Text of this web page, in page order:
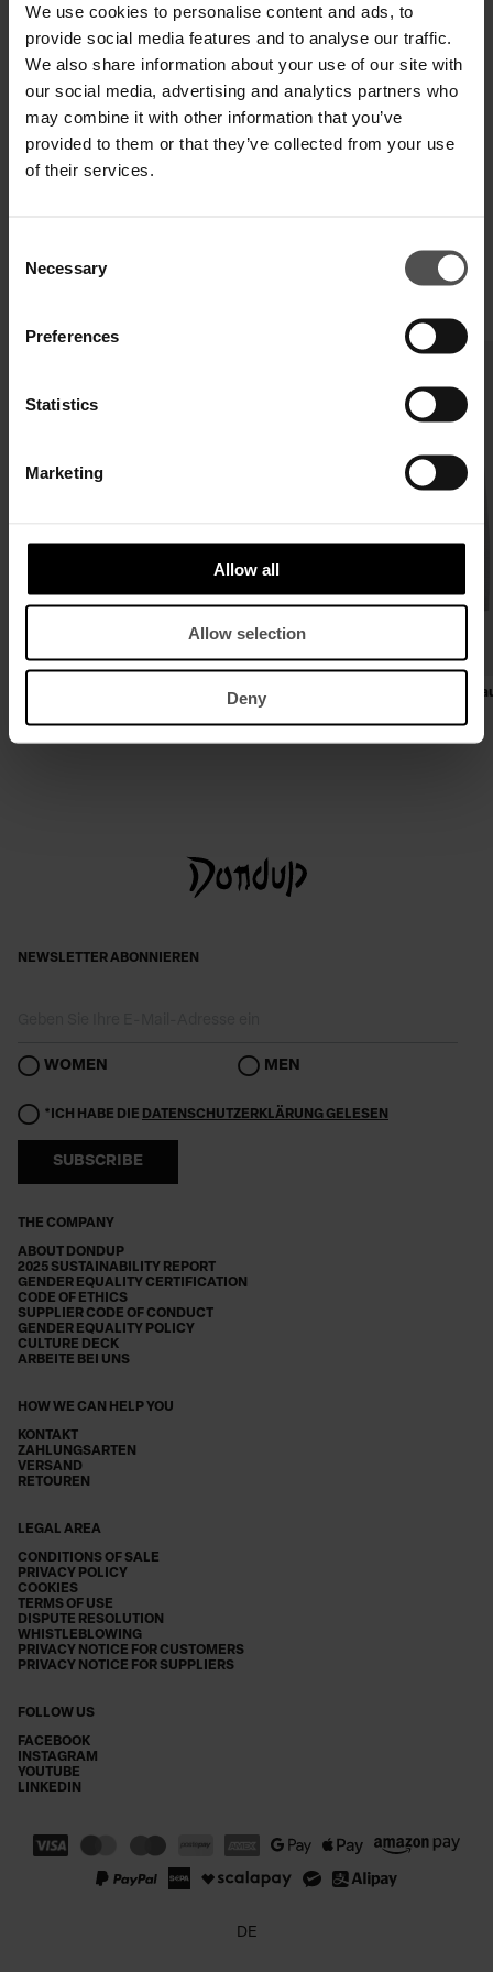
We use cookies to personalise content and ads, to
provide social media features and to analyse our traffic.
We also share information about your use of our site with
our social media, advertising and analytics partners who
may combine it with other information that you’ve
provided to them or that they’ve collected from your use
of their services.
Selection
Necessary
Preferences
Statistics
Marketing
Allow all
Allow selection
Deny
TECHNISCHE SPEZIFIKATIONEN
DIGITALER PRODUKTPASS
VERVOLLSTÄNDIGEN SIE IHREN LOOK
Bikerjacke in normaler Passform aus
€ 601,00
€ 925,00
Regular-Fit Serafino-Pullover
€ 244,00
€ 375,00
THE COMPANY
ABOUT DONDUP
2025 SUSTAINABILITY REPORT
GENDER EQUALITY CERTIFICATION
CODE OF ETHICS
SUPPLIER CODE OF CONDUCT
GENDER EQUALITY POLICY
CULTURE DECK
ARBEITE BEI UNS
HOW WE CAN HELP YOU
KONTAKT
ZAHLUNGSARTEN
VERSAND
RETOUREN
LEGAL AREA
CONDITIONS OF SALE
PRIVACY POLICY
COOKIES
TERMS OF USE
DISPUTE RESOLUTION
WHISTLEBLOWING
PRIVACY NOTICE FOR CUSTOMERS
PRIVACY NOTICE FOR SUPPLIERS
FOLLOW US
FACEBOOK
INSTAGRAM
YOUTUBE
LINKEDIN
NEWSLETTER ABONNIEREN
WOMEN MEN
*ICH HABE DIE DATENSCHUTZERKLÄRUNG GELESEN
SUBSCRIBE
DE